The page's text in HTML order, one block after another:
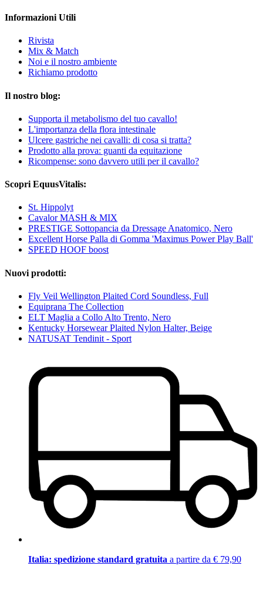
Informazioni Utili
Rivista
Mix & Match
Noi e il nostro ambiente
Richiamo prodotto
Il nostro blog:
Supporta il metabolismo del tuo cavallo!
L'importanza della flora intestinale
Ulcere gastriche nei cavalli: di cosa si tratta?
Prodotto alla prova: guanti da equitazione
Ricompense: sono davvero utili per il cavallo?
Scopri EquusVitalis:
St. Hippolyt
Cavalor MASH & MIX
PRESTIGE Sottopancia da Dressage Anatomico, Nero
Excellent Horse Palla di Gomma 'Maximus Power Play Ball'
SPEED HOOF boost
Nuovi prodotti:
Fly Veil Wellington Plaited Cord Soundless, Full
Equiprana The Collection
ELT Maglia a Collo Alto Trento, Nero
Kentucky Horsewear Plaited Nylon Halter, Beige
NATUSAT Tendinit - Sport
Italia: spedizione standard gratuita a partire da € 79,90